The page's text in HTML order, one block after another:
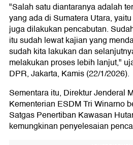
"Salah satu diantaranya adalah
yang ada di Sumatera Utara,
juga dilakukan pencabutan.
itu sudah lewat kajian yang
sudah kita lakukan dan
melakukan proses lebih lanjut,"
DPR, Jakarta, Kamis (22/1/2026).
Sementara itu, Direktur Jenderal
Kementerian ESDM Tri Winarno
Satgas Penertiban Kawasan
kemungkinan penyelesaian